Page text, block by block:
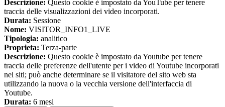
Descrizione: Questo cookie è impostato da YouTube per tenere
traccia delle visualizzazioni dei video incorporati.
Durata: Sessione
Nome: VISITOR_INFO1_LIVE
Tipologia: analitico
Proprieta: Terza-parte
Descrizione: Questo cookie è impostato da Youtube per tenere
traccia delle preferenze dell'utente per i video di Youtube incorporati
nei siti; può anche determinare se il visitatore del sito web sta
utilizzando la nuova o la vecchia versione dell'interfaccia di
Youtube.
Durata: 6 mesi